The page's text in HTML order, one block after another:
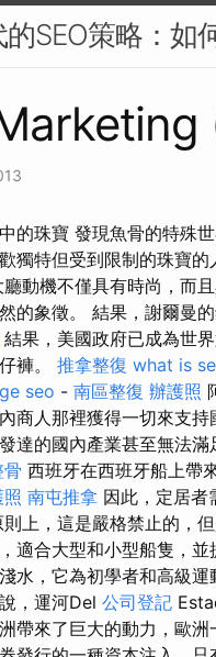
的SEO策略：如
的珠寶 發現魚骨的特殊
獨特但受到限制的珠寶
動機不僅具有時尚，而
的象徵。 結果，謝爾曼
結果，美國政府已成為世
褲。 推拿整復 what is
seo - 南區整復 辦護照
商人那裡獲得一切來支持
達的國內產業甚至無法
西班牙在西班牙船上帶
南屯推拿 因此，定居者
則上，這是嚴格禁止的，
適合大型和小型船隻，並
水，它為初學者和高級運
，運河Del 公司登記
帶來了巨大的動力，歐洲